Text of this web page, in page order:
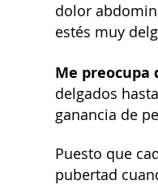
dolor
estés muy
Me preocupa
delgados
ganancia de
Puesto que
pubertad